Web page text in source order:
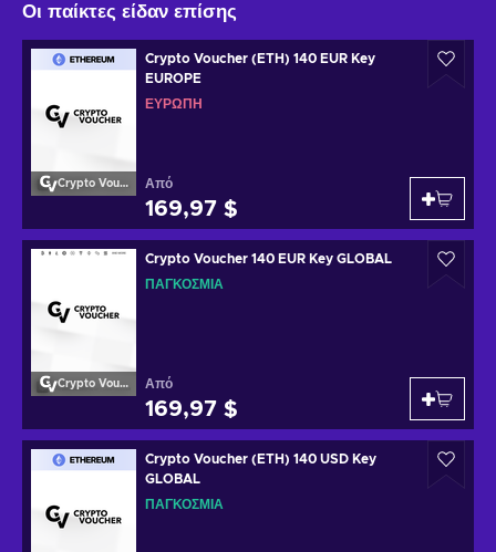
Οι παίκτες είδαν επίσης
Crypto Voucher
Crypto Voucher (ETH) 140 EUR Key
EUROPE
ΕΥΡΏΠΗ
Από
169,97 $
Crypto Voucher
Crypto Voucher 140 EUR Key GLOBAL
ΠΑΓΚΌΣΜΙΑ
Από
169,97 $
Crypto Voucher (ETH) 140 USD Key
GLOBAL
ΠΑΓΚΌΣΜΙΑ